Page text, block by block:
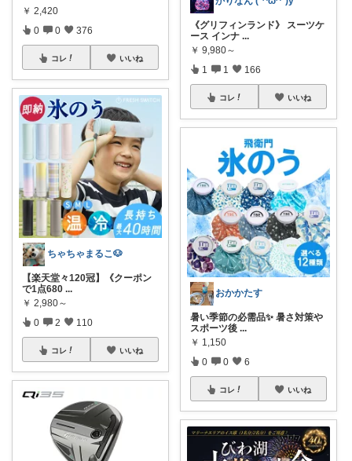
￥ 2,420
0 0 376
コレ いいね
ちゃちゃまるこ🐶
【楽天堂々120冠】《クーポン
で1点680 ...
￥ 2,980～
0 2 110
コレ いいね
《グリフィンランド》 スーツケ
ース インナ ...
￥ 9,980～
1 1 166
コレ いいね
おかかたす
暑い季節の必需品✨ 暑さ対策や
スポーツ後 ...
￥ 1,150
0 0 6
コレ いいね